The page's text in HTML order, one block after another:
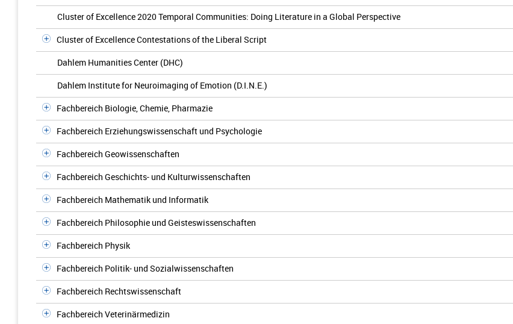
Cluster of Excellence 2020 Temporal Communities: Doing Literature in a Global Perspective
Cluster of Excellence Contestations of the Liberal Script
Dahlem Humanities Center (DHC)
Dahlem Institute for Neuroimaging of Emotion (D.I.N.E.)
Fachbereich Biologie, Chemie, Pharmazie
Fachbereich Erziehungswissenschaft und Psychologie
Fachbereich Geowissenschaften
Fachbereich Geschichts- und Kulturwissenschaften
Fachbereich Mathematik und Informatik
Fachbereich Philosophie und Geisteswissenschaften
Fachbereich Physik
Fachbereich Politik- und Sozialwissenschaften
Fachbereich Rechtswissenschaft
Fachbereich Veterinärmedizin